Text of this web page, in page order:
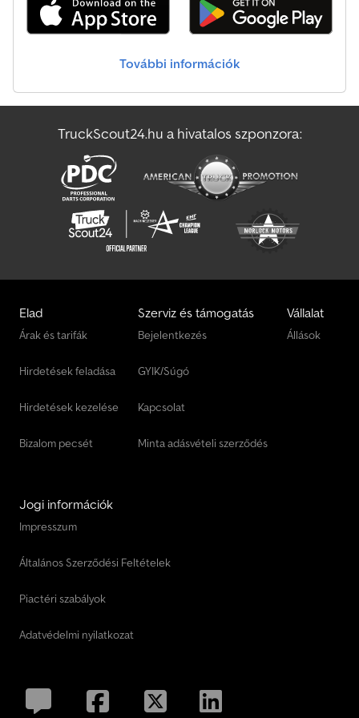
Növényvédelmi & Műtrágyázó Gép
Tartélyos Felépítmény
Ztalajlazító Gép
További információk
TruckScout24.hu a hivatalos szponzora:
Elad
Árak és tarifák
Hirdetések feladása
Hirdetések kezelése
Bizalom pecsét
Szerviz és támogatás
Bejelentkezés
GYIK/Súgó
Kapcsolat
Minta adásvételi szerződés
Vállalat
Állások
Jogi információk
Impresszum
Általános Szerződési Feltételek
Piactéri szabályok
Adatvédelmi nyilatkozat